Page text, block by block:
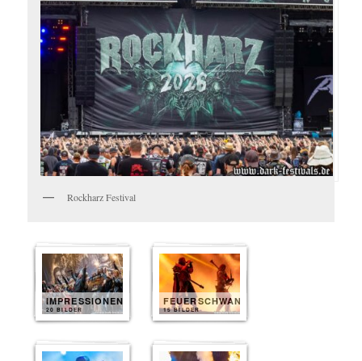
Rockharz Festival
IMPRESSIONEN
20 BILDER
FEUERSCHWANZ
15 BILDER